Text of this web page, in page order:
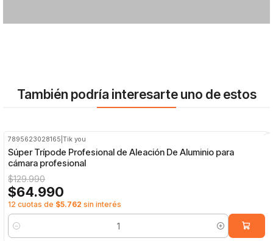
También podría interesarte uno de estos
7895623028165 |Tik you
Súper Trípode Profesional de Aleación De Aluminio para
cámara profesional
$129.990
$64.990
12 cuotas de $5.762 sin interés
Cantidad